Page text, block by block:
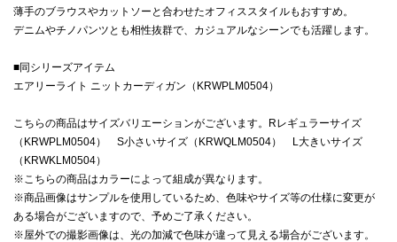
薄手のブラウスやカットソーと合わせたオフィススタイルもおすすめ。
デニムやチノパンツとも相性抜群で、カジュアルなシーンでも活躍します。
■同シリーズアイテム
エアリーライト ニットカーディガン（KRWPLM0504）
こちらの商品はサイズバリエーションがございます。Rレギュラーサイズ
（KRWPLM0504） S小さいサイズ（KRWQLM0504） L大きいサイズ
（KRWKLM0504）
※こちらの商品はカラーによって組成が異なります。
※商品画像はサンプルを使用しているため、色味やサイズ等の仕様に変更が
ある場合がございますので、予めご了承ください。
※屋外での撮影画像は、光の加減で色味が違って見える場合がございます。